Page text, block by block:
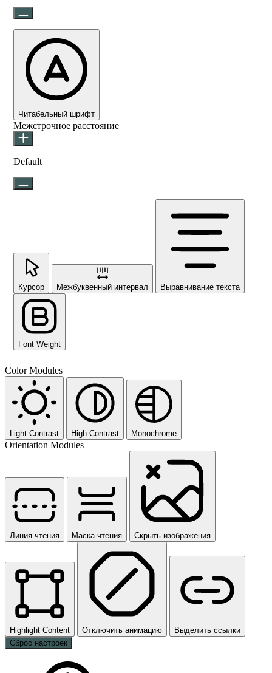
Читабельный шрифт
Межстрочное расстояние
Default
Курсор Межбуквенный интервал Выравнивание текста
Font Weight
Color Modules
Light Contrast High Contrast Monochrome
Orientation Modules
Линия чтения Маска чтения Скрыть изображения
Highlight Content Отключить анимацию
Выделить ссылки
Сброс настроек